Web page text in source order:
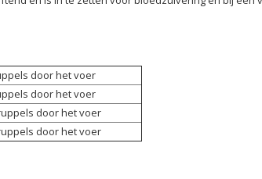
door het voer
door het voer
door het voer
door het voer